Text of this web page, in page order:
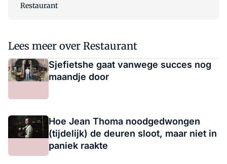
Restaurant
Lees meer over Restaurant
Sjefietshe gaat vanwege succes nog
maandje door
Hoe Jean Thoma noodgedwongen
(tijdelijk) de deuren sloot, maar niet in
paniek raakte